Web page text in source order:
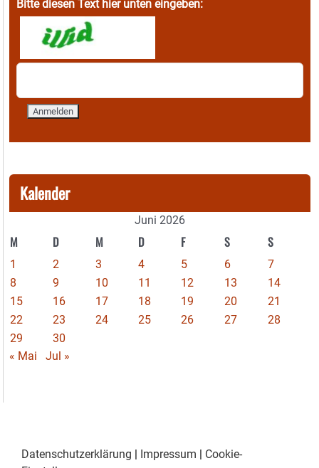
Bitte diesen Text hier unten eingeben:
Kalender
Juni 2026
M D M D F S S
1 2 3 4 5 6
7
8
9 10 11 12 13
14
15
16 17 18 19 20
21
22
23 24 25 26 27
28
29
30
« Mai
Jul »
Datenschutzerklärung Impressum
Cookie-